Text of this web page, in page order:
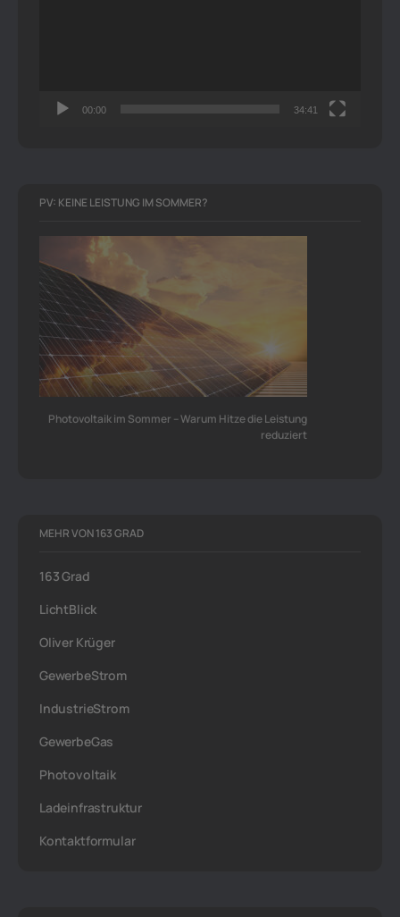
00:00 34:41
PV: KEINE LEISTUNG IM SOMMER?
Photovoltaik im Sommer – Warum Hitze die Leistung
reduziert
MEHR VON 163 GRAD
163 Grad
LichtBlick
Oliver Krüger
GewerbeStrom
IndustrieStrom
GewerbeGas
Photovoltaik
Ladeinfrastruktur
Kontaktformular